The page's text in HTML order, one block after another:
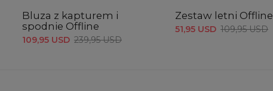
Bluza z kapturem i
spodnie Offline
109,95 USD 239,95 USD
Zestaw letni Offline
51,95 USD 109,95 USD